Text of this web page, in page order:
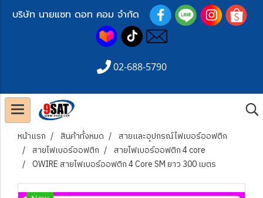
บริษัท นายแซท ดอท คอม จำกัด
02-688-5790
หน้าแรก สินค้าทั้งหมด
สายและอุปกรณ์ไฟเบอร์ออฟติก
สายไฟเบอร์ออฟติก
สายไฟเบอร์ออฟติก 4 core
OWIRE สายไฟเบอร์ออฟติก 4 Core SM ยาว 300 เมตร